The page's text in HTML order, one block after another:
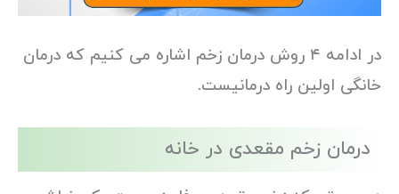
در ادامه ۴ روش درمان زخم اشاره می کنیم که درمان
خانگی اولین راه درمانیست.
درمان زخم مقعدی در خانه